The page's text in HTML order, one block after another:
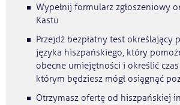
Wypełnij formularz zgłoszeniowy
Kastu
Przejdź bezpłatny test określający
języka hiszpańskiego, który
obecne umiejętności i określić
którym będziesz mógł osiągnąć
Otrzymasz ofertę od hiszpańskiej